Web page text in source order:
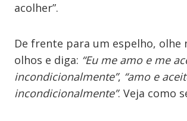
acolher”.
De frente para um espelho, olhe
olhos e diga: “Eu me amo e me
incondicionalmente”, “amo e
incondicionalmente”. Veja como